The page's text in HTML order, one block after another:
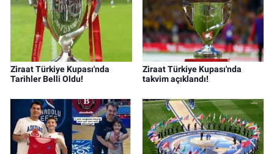
Ziraat Türkiye Kupası'nda
Tarihler Belli Oldu!
Ziraat Türkiye Kupası'nda
takvim açıklandı!